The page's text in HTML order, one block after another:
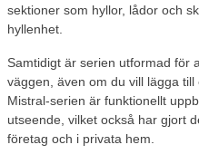
sektioner som hyllor, lådor och
hyllenhet.
Samtidigt är serien utformad för
väggen, även om du vill lägga
Mistral-serien är funktionellt
utseende, vilket också har gjort
företag och i privata hem.